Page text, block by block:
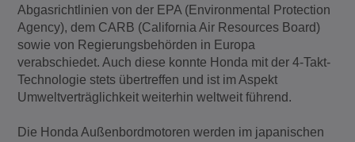
Abgasrichtlinien von der EPA (Environmental Protection
Agency), dem CARB (California Air Resources Board)
sowie von Regierungsbehörden in Europa
verabschiedet. Auch diese konnte Honda mit der 4-Takt-
Technologie stets übertreffen und ist im Aspekt
Umweltverträglichkeit weiterhin weltweit führend.
Die Honda Außenbordmotoren werden im japanischen